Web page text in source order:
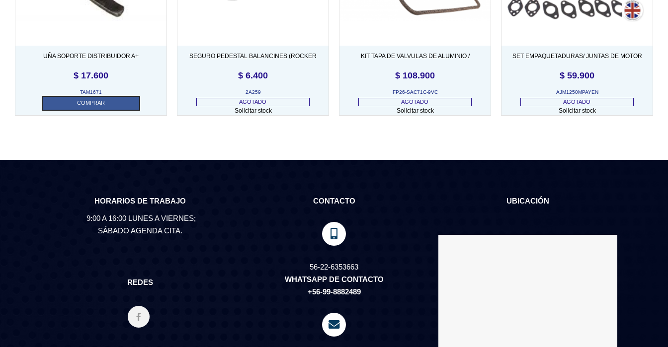
UÑA SOPORTE DISTRIBUIDOR A+
$ 17.600
TAM1671
COMPRAR
SEGURO PEDESTAL BALANCINES (ROCKER
$ 6.400
2A259
AGOTADO
Solicitar stock
KIT TAPA DE VALVULAS DE ALUMINIO /
$ 108.900
FP26-SAC71C-9VC
AGOTADO
Solicitar stock
SET EMPAQUETADURAS/ JUNTAS DE MOTOR
$ 59.900
AJM1250MPAYEN
AGOTADO
Solicitar stock
HORARIOS DE TRABAJO
9:00 A 16:00 LUNES A VIERNES;
SÁBADO AGENDA CITA.
REDES
CONTACTO
56-22-6353663
WHATSAPP DE CONTACTO
+56-99-8882489
UBICACIÓN